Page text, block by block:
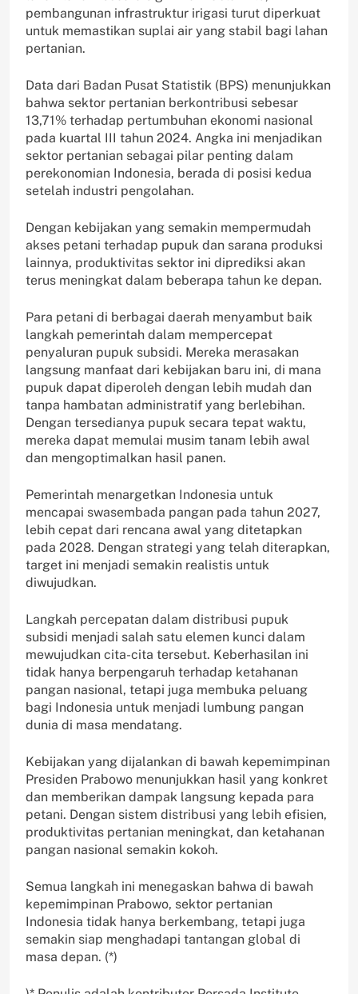
pembangunan infrastruktur irigasi turut diperkuat
untuk memastikan suplai air yang stabil bagi lahan
pertanian.
Data dari Badan Pusat Statistik (BPS) menunjukkan
bahwa sektor pertanian berkontribusi sebesar
13,71% terhadap pertumbuhan ekonomi nasional
pada kuartal III tahun 2024. Angka ini menjadikan
sektor pertanian sebagai pilar penting dalam
perekonomian Indonesia, berada di posisi kedua
setelah industri pengolahan.
Dengan kebijakan yang semakin mempermudah
akses petani terhadap pupuk dan sarana produksi
lainnya, produktivitas sektor ini diprediksi akan
terus meningkat dalam beberapa tahun ke depan.
Para petani di berbagai daerah menyambut baik
langkah pemerintah dalam mempercepat
penyaluran pupuk subsidi. Mereka merasakan
langsung manfaat dari kebijakan baru ini, di mana
pupuk dapat diperoleh dengan lebih mudah dan
tanpa hambatan administratif yang berlebihan.
Dengan tersedianya pupuk secara tepat waktu,
mereka dapat memulai musim tanam lebih awal
dan mengoptimalkan hasil panen.
Pemerintah menargetkan Indonesia untuk
mencapai swasembada pangan pada tahun 2027,
lebih cepat dari rencana awal yang ditetapkan
pada 2028. Dengan strategi yang telah diterapkan,
target ini menjadi semakin realistis untuk
diwujudkan.
Langkah percepatan dalam distribusi pupuk
subsidi menjadi salah satu elemen kunci dalam
mewujudkan cita-cita tersebut. Keberhasilan ini
tidak hanya berpengaruh terhadap ketahanan
pangan nasional, tetapi juga membuka peluang
bagi Indonesia untuk menjadi lumbung pangan
dunia di masa mendatang.
Kebijakan yang dijalankan di bawah kepemimpinan
Presiden Prabowo menunjukkan hasil yang konkret
dan memberikan dampak langsung kepada para
petani. Dengan sistem distribusi yang lebih efisien,
produktivitas pertanian meningkat, dan ketahanan
pangan nasional semakin kokoh.
Semua langkah ini menegaskan bahwa di bawah
kepemimpinan Prabowo, sektor pertanian
Indonesia tidak hanya berkembang, tetapi juga
semakin siap menghadapi tantangan global di
masa depan. (*)